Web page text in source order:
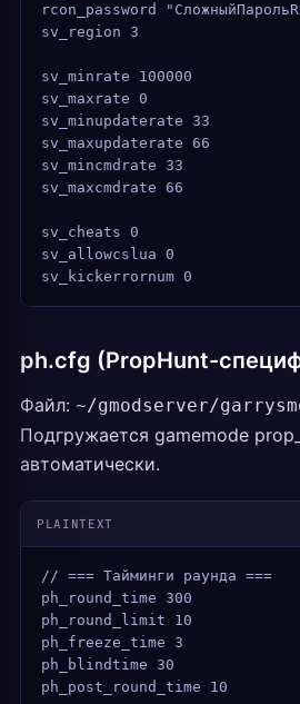
rcon_password
sv_region 3
sv_minrate 100000
sv_maxrate 0
sv_minupdaterate 33
sv_maxupdaterate 66
sv_mincmdrate 33
sv_maxcmdrate 66
sv_cheats 0
sv_allowcslua 0
sv_kickerrornum 0
ph.cfg (PropHunt-
Файл: ~/gmodserver/
Подгружается gamemode
автоматически.
PLAINTEXT
// === Тайминги раунда ===
ph_round_time 300
ph_round_limit 10
ph_freeze_time 3
ph_blindtime 30
ph_post_round_time 10